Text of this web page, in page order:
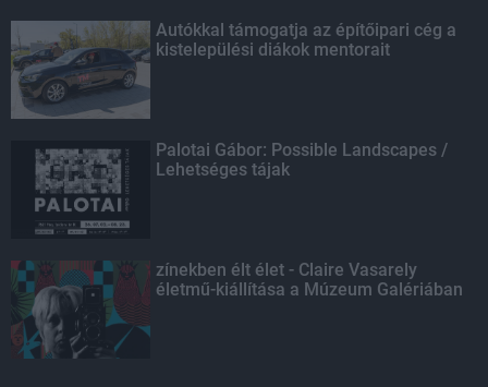
Autókkal támogatja az építőipari cég a
kistelepülési diákok mentorait
Palotai Gábor: Possible Landscapes /
Lehetséges tájak
zínekben élt élet - Claire Vasarely
életmű-kiállítása a Múzeum Galériában